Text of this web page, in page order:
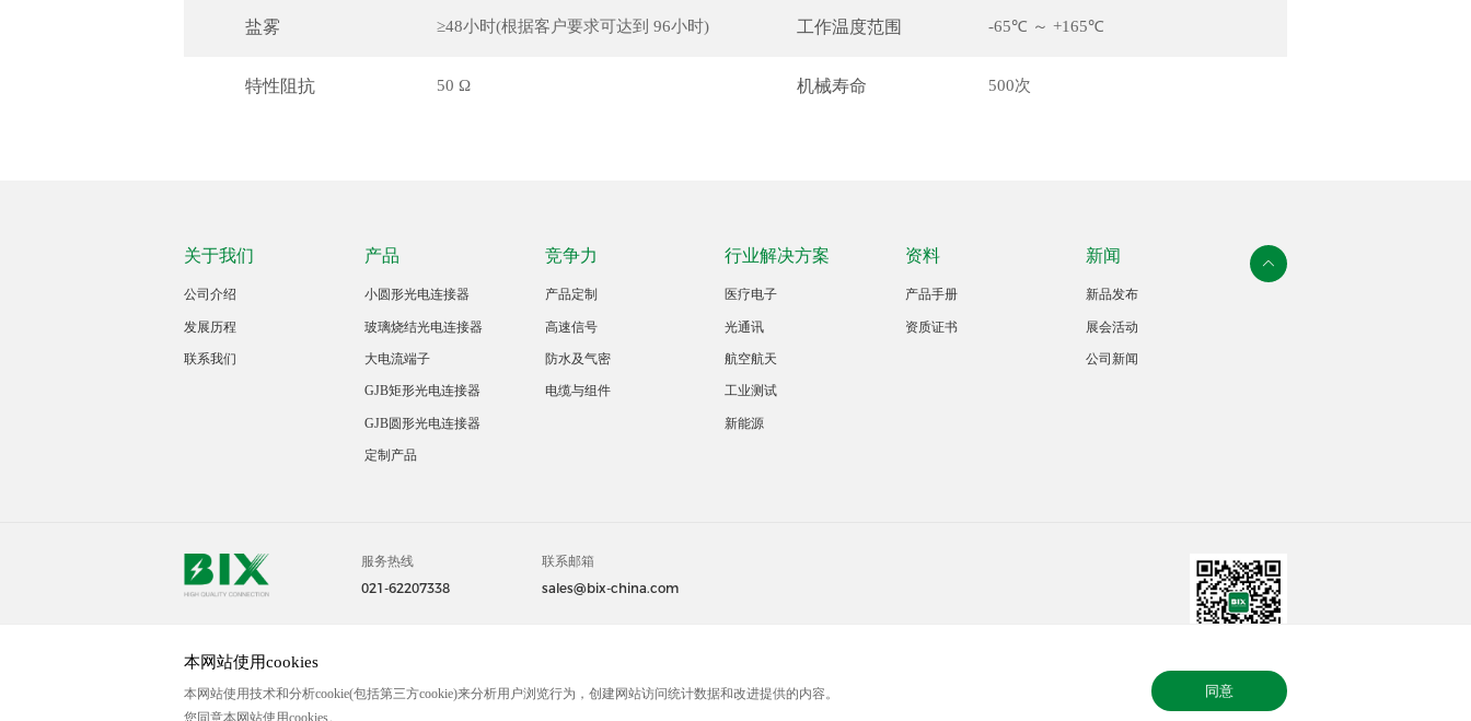
盐雾 ≥48小时(根据客户要求可达到 96小时) 工作温度范围 -65℃ ～ +165℃
特性阻抗 50 Ω 机械寿命 500次
关于我们
公司介绍
发展历程
联系我们
产品
小圆形光电连接器
玻璃烧结光电连接器
大电流端子
GJB矩形光电连接器
GJB圆形光电连接器
定制产品
竞争力
产品定制
高速信号
防水及气密
电缆与组件
行业解决方案
医疗电子
光通讯
航空航天
工业测试
新能源
资料
产品手册
资质证书
新闻
新品发布
展会活动
公司新闻
服务热线
021-62207338
联系邮箱
sales@bix-china.com
法律声明 隐私政策
本网站使用cookies
本网站使用技术和分析cookie(包括第三方cookie)来分析用户浏览行为，创建网站访问统计数据和改进提供的内容。
您同意本网站使用cookies。
同意